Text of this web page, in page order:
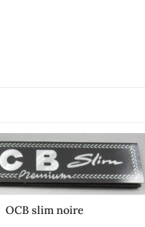
OCB slim noire